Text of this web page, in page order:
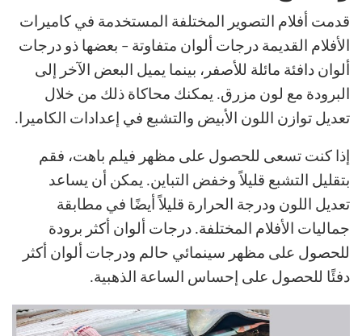
قدمت أفلام التصوير المختلفة المستخدمة في كاميرات
الأفلام القديمة درجات ألوان متفاوتة – بعضها ذو درجات
ألوان دافئة مائلة للأصفر، بينما يميل البعض الآخر إلى
البرودة مع لون مزرق. يمكنك محاكاة ذلك من خلال
تعديل توازن اللون الأبيض والتشبع في إعدادات الكاميرا.
إذا كنت تسعى للحصول على مظهر فيلم باهت، فقم
بتقليل التشبع قليلاً وخفض التباين. يمكن أن يساعد
تعديل اللون ودرجة الحرارة قليلاً أيضًا في مطابقة
جماليات الأفلام المختلفة. درجات ألوان أكثر برودة
للحصول على مظهر سينمائي حالم ودرجات ألوان أكثر
دفئًا للحصول على إحساس الساعة الذهبية.